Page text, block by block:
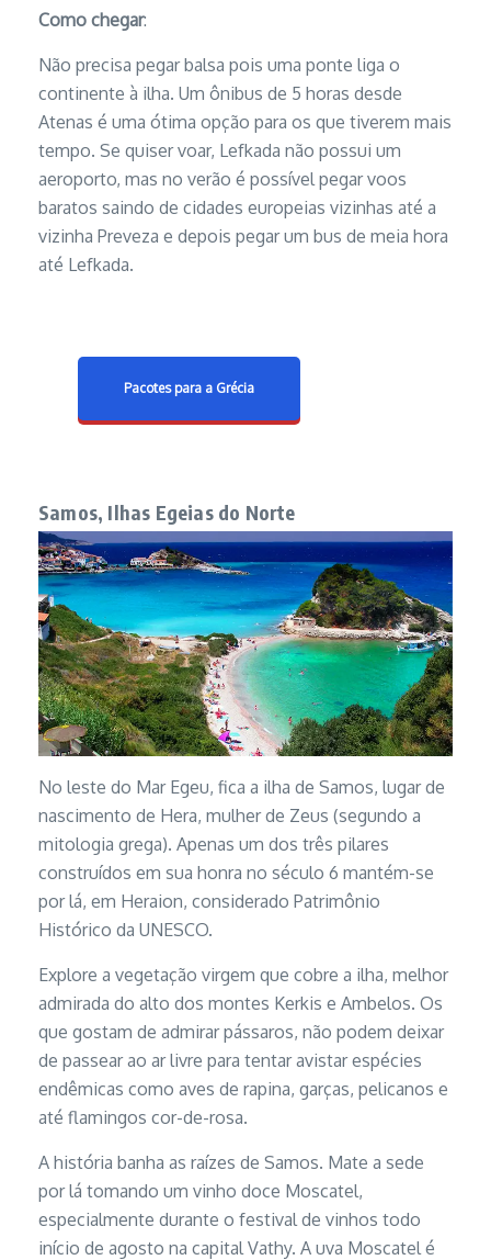
Como chegar:
Não precisa pegar balsa pois uma ponte liga o
continente à ilha. Um ônibus de 5 horas desde
Atenas é uma ótima opção para os que tiverem mais
tempo. Se quiser voar, Lefkada não possui um
aeroporto, mas no verão é possível pegar voos
baratos saindo de cidades europeias vizinhas até a
vizinha Preveza e depois pegar um bus de meia hora
até Lefkada.
Pacotes para a Grécia
Samos, Ilhas Egeias do Norte
No leste do Mar Egeu, fica a ilha de Samos, lugar de
nascimento de Hera, mulher de Zeus (segundo a
mitologia grega). Apenas um dos três pilares
construídos em sua honra no século 6 mantém-se
por lá, em Heraion, considerado Patrimônio
Histórico da UNESCO.
Explore a vegetação virgem que cobre a ilha, melhor
admirada do alto dos montes Kerkis e Ambelos. Os
que gostam de admirar pássaros, não podem deixar
de passear ao ar livre para tentar avistar espécies
endêmicas como aves de rapina, garças, pelicanos e
até flamingos cor-de-rosa.
A história banha as raízes de Samos. Mate a sede
por lá tomando um vinho doce Moscatel,
especialmente durante o festival de vinhos todo
início de agosto na capital Vathy. A uva Moscatel é